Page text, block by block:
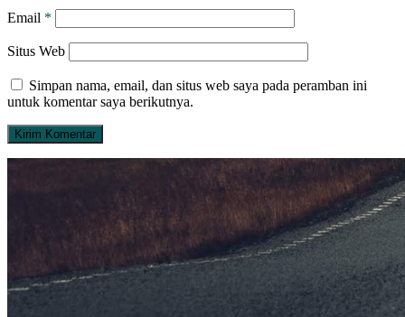
Email *
Situs Web
Simpan nama, email, dan situs web saya pada peramban ini
untuk komentar saya berikutnya.